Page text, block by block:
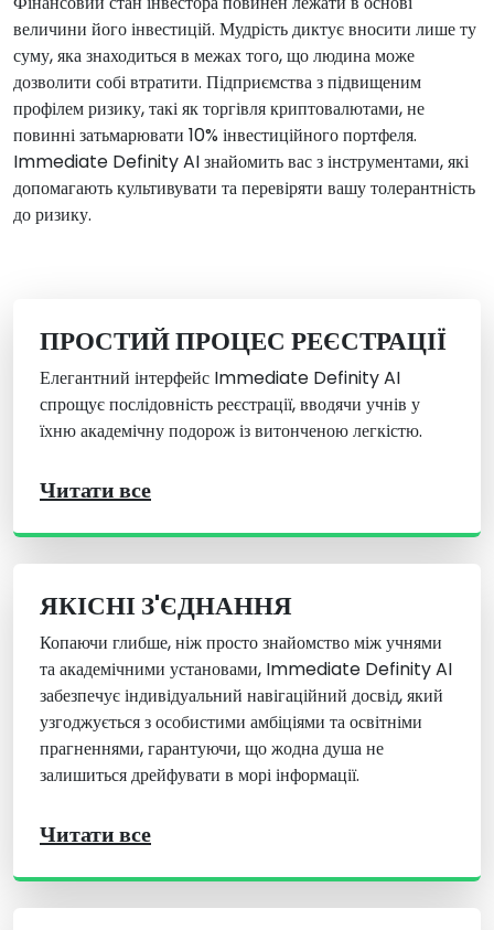
величини його інвестицій. Мудрість диктує вносити лише ту
суму, яка знаходиться в межах того, що людина може
дозволити собі втратити. Підприємства з підвищеним
профілем ризику, такі як торгівля криптовалютами, не
повинні затьмарювати 10% інвестиційного портфеля.
Immediate Definity AI знайомить вас з інструментами, які
допомагають культивувати та перевіряти вашу толерантність
до ризику.
ПРОСТИЙ ПРОЦЕС РЕЄСТРАЦІЇ
Елегантний інтерфейс Immediate Definity AI
спрощує послідовність реєстрації, вводячи учнів у
їхню академічну подорож із витонченою легкістю.
Читати все
ЯКІСНІ З'ЄДНАННЯ
Копаючи глибше, ніж просто знайомство між учнями
та академічними установами, Immediate Definity AI
забезпечує індивідуальний навігаційний досвід, який
узгоджується з особистими амбіціями та освітніми
прагненнями, гарантуючи, що жодна душа не
залишиться дрейфувати в морі інформації.
Читати все